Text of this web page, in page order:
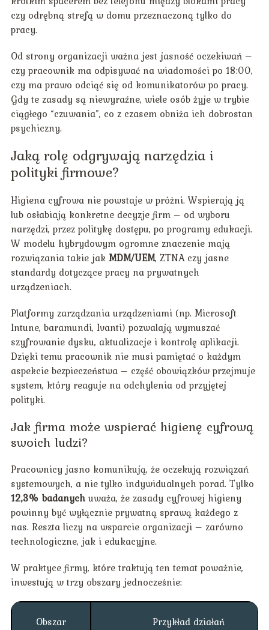
czy odrębną strefą w domu przeznaczoną tylko do
pracy.
Od strony organizacji ważna jest jasność oczekiwań –
czy pracownik ma odpisywać na wiadomości po 18:00,
czy ma prawo odciąć się od komunikatorów po pracy.
Gdy te zasady są niewyraźne, wiele osób żyje w trybie
ciągłego “czuwania”, co z czasem obniża ich dobrostan
psychiczny.
Jaką rolę odgrywają narzędzia i
polityki firmowe?
Higiena cyfrowa nie powstaje w próżni. Wspierają ją
lub osłabiają konkretne decyzje firm – od wyboru
narzędzi, przez politykę dostępu, po programy edukacji.
W modelu hybrydowym ogromne znaczenie mają
rozwiązania takie jak MDM/UEM, ZTNA czy jasne
standardy dotyczące pracy na prywatnych
urządzeniach.
Platformy zarządzania urządzeniami (np. Microsoft
Intune, baramundi, Ivanti) pozwalają wymuszać
szyfrowanie dysku, aktualizacje i kontrolę aplikacji.
Dzięki temu pracownik nie musi pamiętać o każdym
aspekcie bezpieczeństwa – część obowiązków przejmuje
system, który reaguje na odchylenia od przyjętej
polityki.
Jak firma może wspierać higienę cyfrową
swoich ludzi?
Pracownicy jasno komunikują, że oczekują rozwiązań
systemowych, a nie tylko indywidualnych porad. Tylko
12,3% badanychuważa, że zasady cyfrowej higieny
powinny być wyłącznie prywatną sprawą każdego z
nas. Reszta liczy na wsparcie organizacji – zarówno
technologiczne, jak i edukacyjne.
W praktyce firmy, które traktują ten temat poważnie,
inwestują w trzy obszary jednocześnie:
Obszar Przykład działań